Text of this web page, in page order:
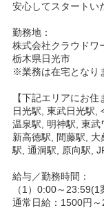
安心してスタート
勤務地：
株式会社クラウド
栃木県日光市
※業務は在宅となり
【下記エリアにお住
日光駅, 東武日光駅,
温泉駅, 明神駅, 東武
新高徳駅, 間藤駅,
駅, 通洞駅, 原向駅,
給与／勤務時間：
（1）0:00～23:59(1
通常日給：1500円